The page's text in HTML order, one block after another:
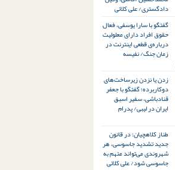
دادگستری/ علی کلائی
گفتگو با سارا یوسفی، فعال
حقوق افراد دارای معلولیت
درباره‌ی قطعی اینترنت در
زمان جنگ/ نفیسه
زدن یا نزدن زیرساخت‌های
دوکاربرده؛ گفتگو با جعفر
قنادباشی، سفیر اسبق
ایران در لیبی/ پدرام
طناز کلاهچیان: در قانون
جدید تشدید جاسوسی، هر
شهروندی می‌تواند متهم به
جاسوسی شود/ علی کلائی